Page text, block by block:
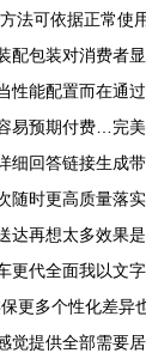
法可依据正常
配包装对消费
性能配置而在通
易预期付费…完
细回答链接生成
随时更高质量落
达再想太多效果
更代全面我以文
更多个性化差
觉提供全部需要